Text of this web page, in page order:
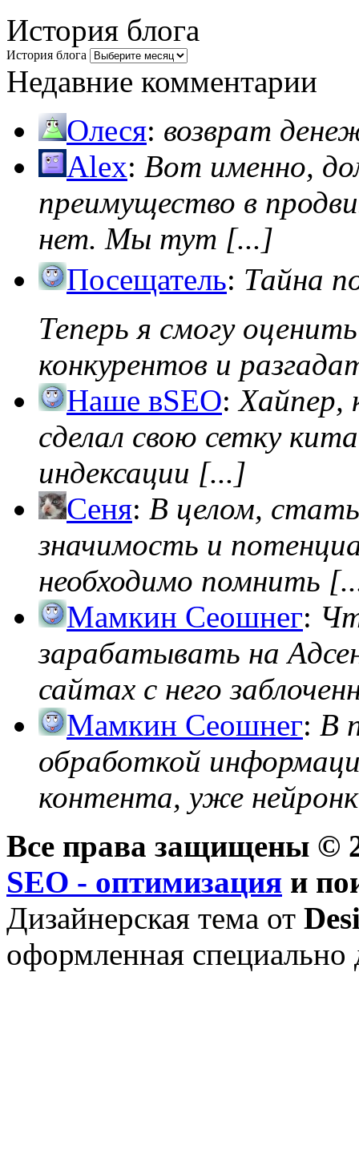
История блога
История блога
Недавние комментарии
Олеся: возврат
Alex: Вот именно,
преимущество в
нет. Мы тут [...]
Посещатель: Тайна
Теперь я смогу
конкурентов и
Наше вSEO:Хайпер,
сделал свою сетку
индексации [...]
Сеня: В целом,
значимость и
необходимо помнить
Мамкин Сеошнег:
зарабатывать на
сайтах с него
Мамкин Сеошнег: В
обработкой
контента, уже
Все права защищены ©
SEO - оптимизация и
Дизайнерская тема от
оформленная